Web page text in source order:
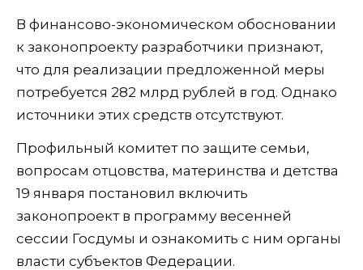
В финансово-экономическом обосновании
к законопроекту разработчики признают,
что для реализации предложенной меры
потребуется 282 млрд рублей в год. Однако
источники этих средств отсутствуют.
Профильный комитет по защите семьи,
вопросам отцовства, материнства и детства
19 января постановил включить
законопроект в программу весенней
сессии Госдумы и ознакомить с ним органы
власти субъектов Федерации.